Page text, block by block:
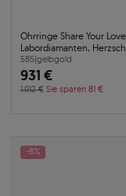
Ohrringe Share Your
Labordiamanten,
585|gelbgold
931 €
1.012 € Sie sparen 81 €
-8%